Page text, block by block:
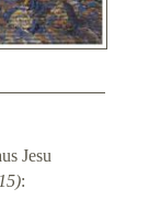
Jesu
: